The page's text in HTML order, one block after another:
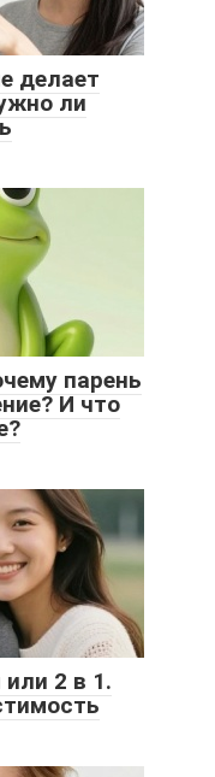
делает
ли
парень
И что
2 в 1.